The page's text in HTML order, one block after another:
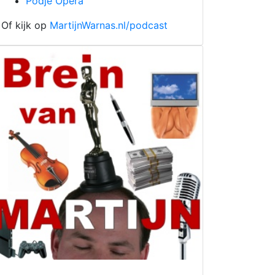
Of kijk op MartijnWarnas.nl/podcast